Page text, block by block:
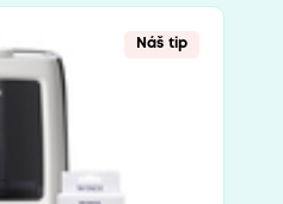
Náš tip